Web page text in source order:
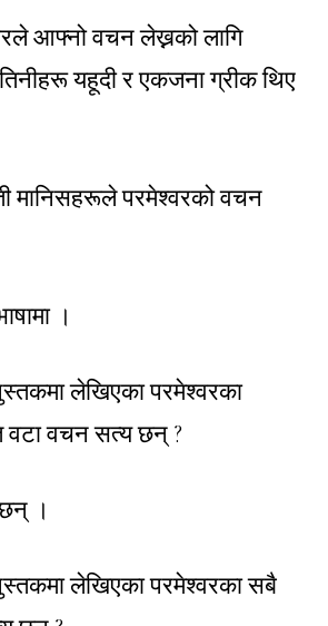
आफ्नो वचन लेख्नको लागि
यहूदी र एकजना ग्रीक थिए
मानिसहरूले परमेश्वरको वचन
।
लेखिएका परमेश्वरका
वचन सत्य छन् ?
।
लेखिएका परमेश्वरका सबै